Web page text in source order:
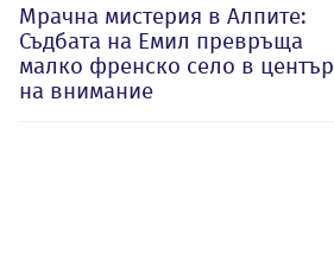
Мрачна мистерия в Алпите:
Съдбата на Емил превръща
малко френско село в център
на внимание